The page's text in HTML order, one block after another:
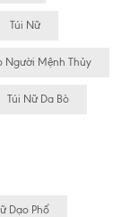
Túi Nữ
Người Mệnh Thủy
Túi Nữ Da Bò
Dạo Phố